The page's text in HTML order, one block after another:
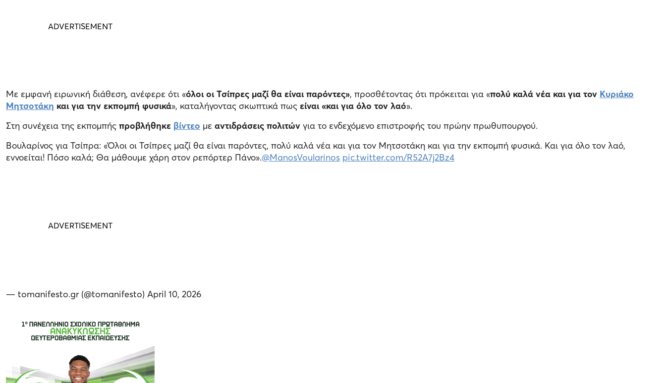
Με εμφανή ειρωνική διάθεση, ανέφερε ότι «όλοι οι Τσίπρες μαζί θα είναι παρόντες», προσθέτοντας ότι πρόκειται για «πολύ καλά νέα και για τον Κυριάκο
Μητσοτάκη και για την εκπομπή φυσικά», καταλήγοντας σκωπτικά πως είναι «και για όλο τον λαό».
Στη συνέχεια της εκπομπής προβλήθηκε βίντεο με αντιδράσεις πολιτών για το ενδεχόμενο επιστροφής του πρώην πρωθυπουργού.
Βουλαρίνος για Τσίπρα: «Όλοι οι Τσίπρες μαζί θα είναι παρόντες, πολύ καλά νέα και για τον Μητσοτάκη και για την εκπομπή φυσικά. Και για όλο τον λαό,
εννοείται! Πόσο καλά; Θα μάθουμε χάρη στον ρεπόρτερ Πάνο».@ManosVoularinos pic.twitter.com/R52A7j2Bz4
— tomanifesto.gr (@tomanifesto) April 10, 2026